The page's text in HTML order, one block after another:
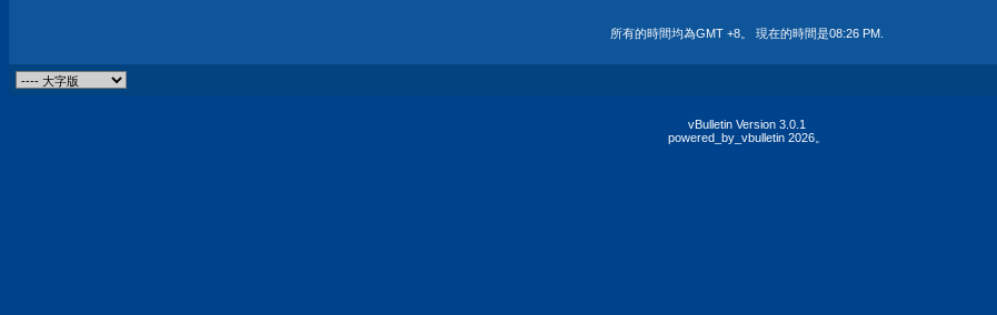
所有的時間均為GMT +8。 現在的時間是08:26 PM
vBulletin Version 3.0.1
powered_by_vbulletin 2026。